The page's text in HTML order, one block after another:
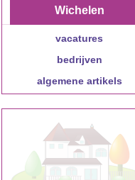
Wichelen
vacatures
bedrijven
algemene artikels